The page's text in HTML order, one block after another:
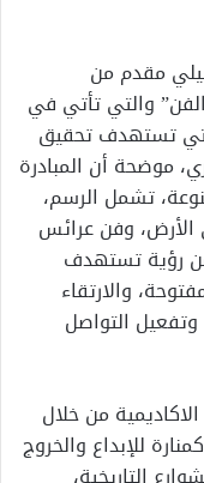
مقدم من
والتي تأتي في
أهداف “رؤية مصر 2030″، التي تستهدف تحقيق
موضحة أن المبادرة
تشمل الرسم،
الأرض، وفن عرائس
من رؤية تستهدف
والارتقاء
وتفعيل التواصل
من خلال
للإبداع والخروج